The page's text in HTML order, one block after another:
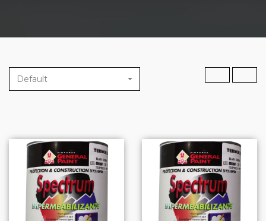
Default